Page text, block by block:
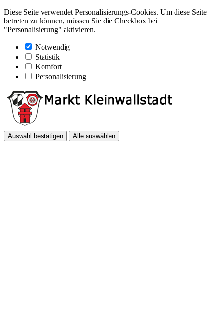
Diese Seite verwendet Personalisierungs-Cookies. Um diese Seite
betreten zu können, müssen Sie die Checkbox bei
"Personalisierung" aktivieren.
Notwendig
Statistik
Komfort
Personalisierung
Auswahl bestätigen Alle auswählen